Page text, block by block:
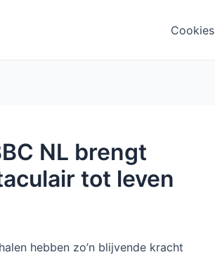
Cookies
NL brengt
tot leven
hebben zo’n blijvende kracht